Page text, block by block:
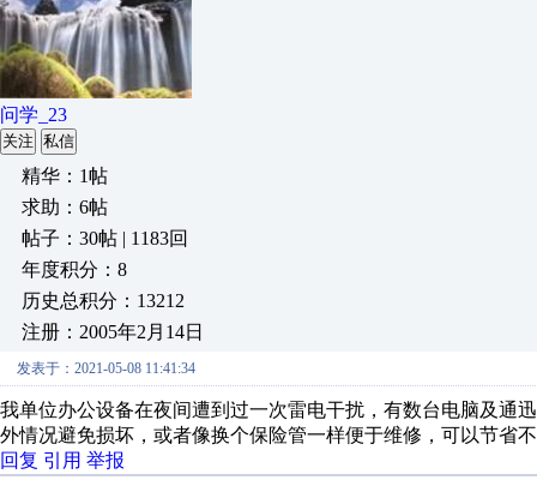
问学_23
关注 私信
精华：1帖
求助：6帖
帖子：30帖 | 1183回
年度积分：8
历史总积分：13212
注册：2005年2月14日
发表于：2021-05-08 11:41:34
我单位办公设备在夜间遭到过一次雷电干扰，有数台电脑及通
外情况避免损坏，或者像换个保险管一样便于维修，可以节省
回复 引用 举报